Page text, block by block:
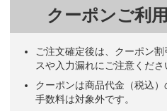
クーポンご利
ご注文確定後は、クーポン
スや入力漏れにご注意くださ
クーポンは商品代金（税込
手数料は対象外です。